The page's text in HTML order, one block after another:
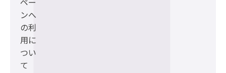
ンへ
の利
用に
つい
て